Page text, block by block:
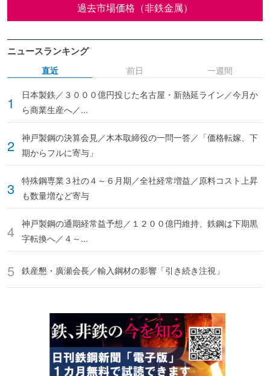
過去市場価格（非鉄金属）
ニュースランキング
直近
日本製鉄／３０００億円投じた名古屋・新熱延ライン／今月か
ら商業生産へ／...
神戸製鋼の決算会見／木本取締役の一問一答／「価格転嫁、下
期からフルに寄与」
特殊鋼専業３社の４～６月期／全社経常増益／原料コスト上昇
も数量増など寄与
神戸製鋼の通期経常益予想／１２００億円維持、鉄鋼は下期黒
字転換へ／４～...
鉄産懇・廣瀬会長／輸入鋼材の影響「引き続き注視」
前日 一週間